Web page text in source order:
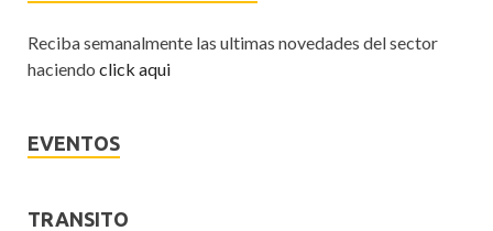
Reciba semanalmente las ultimas novedades del sector
haciendo click aqui
EVENTOS
TRANSITO